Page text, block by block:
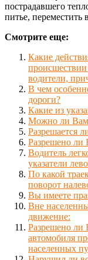
пострадавшего
питье, переместить
Смотрите еще:
Какие
водители,
В чем
дороги?
Какие из
Можно ли Вам
Разрешается
Разрешено ли
Водитель
указатели
По какой
поворот
Вы имеете
Вне
движение:
Разрешено ли
автомобиля
населенных